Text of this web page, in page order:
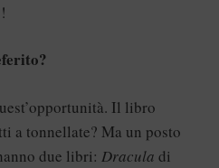
Il libro
a tonnellate? Ma un posto
due libri: Dracula di